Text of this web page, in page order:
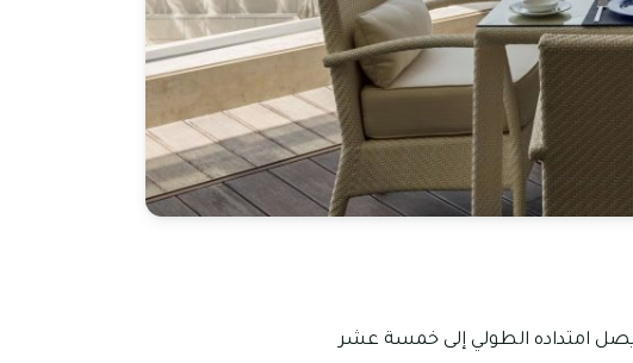
امتداده الطولي إلى خمسة عشر